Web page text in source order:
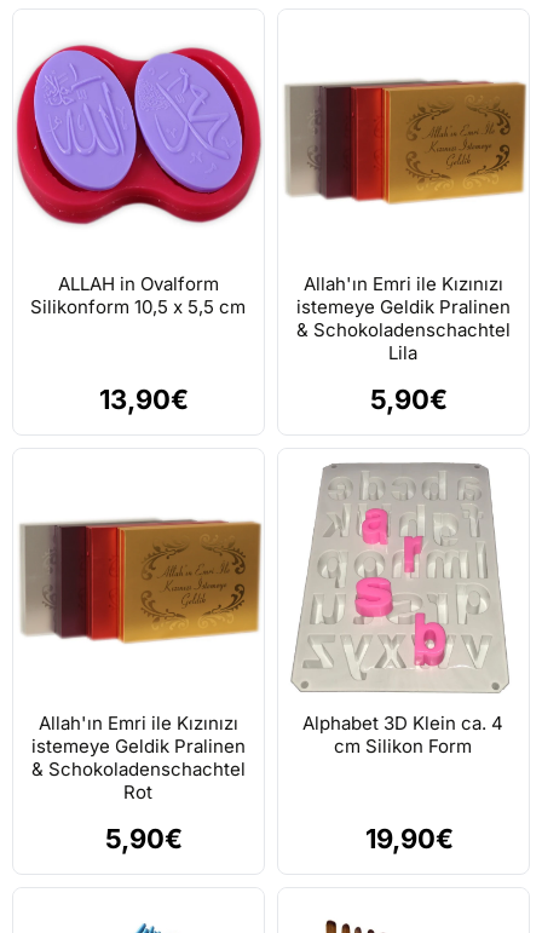
ALLAH in Ovalform
Silikonform 10,5 x 5,5 cm
13,90€
Allah'ın Emri ile Kızınızı
istemeye Geldik Pralinen
& Schokoladenschachtel
Lila
5,90€
Allah'ın Emri ile Kızınızı
istemeye Geldik Pralinen
& Schokoladenschachtel
Rot
5,90€
Alphabet 3D Klein ca. 4
cm Silikon Form
19,90€